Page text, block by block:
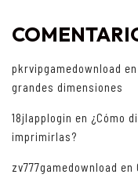
pkrvipgamedownload en
grandes dimensiones
18jlapplogin en ¿Cómo
imprimirlas?
zv777gamedownload en